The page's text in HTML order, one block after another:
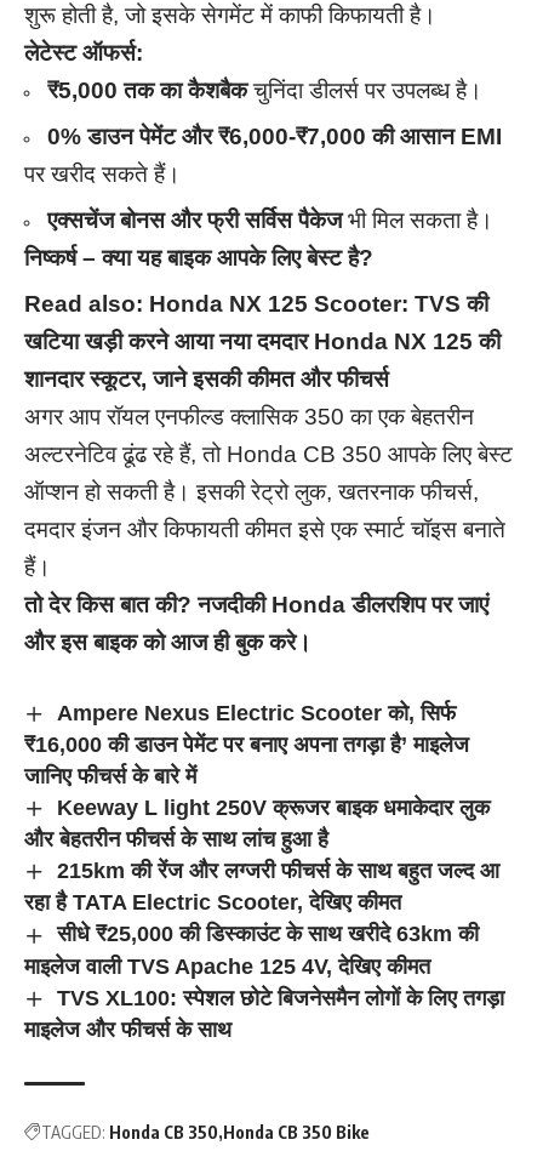
शुरू होती है, जो इसके सेगमेंट में काफी किफायती है।
लेटेस्ट ऑफर्स:
₹5,000 तक का कैशबैकचुनिंदा डीलर्स पर उपलब्ध है।
0% डाउन पेमेंट और ₹6,000-₹7,000 की आसान EMI
पर खरीद सकते हैं।
एक्सचेंज बोनस और फ्री सर्विस पैकेजभी मिल सकता है।
निष्कर्ष – क्या यह बाइक आपके लिए बेस्ट है?
Read also: Honda NX 125 Scooter: TVS की
खटिया खड़ी करने आया नया दमदार Honda NX 125 की
शानदार स्कूटर, जाने इसकी कीमत और फीचर्स
अगर आप रॉयल एनफील्ड क्लासिक 350 का एक बेहतरीन
अल्टरनेटिव ढूंढ रहे हैं, तो Honda CB 350 आपके लिए बेस्ट
ऑप्शन हो सकती है। इसकी रेट्रो लुक, खतरनाक फीचर्स,
दमदार इंजन और किफायती कीमत इसे एक स्मार्ट चॉइस बनाते
हैं।
तो देर किस बात की? नजदीकी Honda डीलरशिप पर जाएं
और इस बाइक को आज ही बुक करे।
Ampere Nexus Electric Scooter को, सिर्फ
₹16,000 की डाउन पेमेंट पर बनाए अपना तगड़ा है’ माइलेज
जानिए फीचर्स के बारे में
Keeway L light 250V क्रूजर बाइक धमाकेदार लुक
और बेहतरीन फीचर्स के साथ लांच हुआ है
215km की रेंज और लग्जरी फीचर्स के साथ बहुत जल्द आ
रहा है TATA Electric Scooter, देखिए कीमत
सीधे ₹25,000 की डिस्काउंट के साथ खरीदे 63km की
माइलेज वाली TVS Apache 125 4V, देखिए कीमत
TVS XL100: स्पेशल छोटे बिजनेसमैन लोगों के लिए तगड़ा
माइलेज और फीचर्स के साथ
TAGGED: Honda CB 350 Honda CB 350 Bike